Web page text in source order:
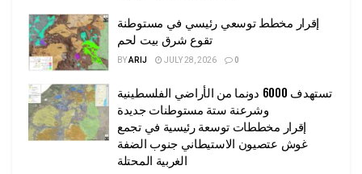
إقرار مخطط توسعي رئيسي في مستوطنة
تقوع شرق بيت لحم
BYARIJ JULY 28, 2026 0
تستهدف 6000 دونما من الأراضي الفلسطينية
وشرعنة ستة مستوطنات جديدة
إقرار مخططات توسعة رئيسية في تجمع
غوش عتصيون الاستيطاني جنوب الضفة
الغربية المحتلة